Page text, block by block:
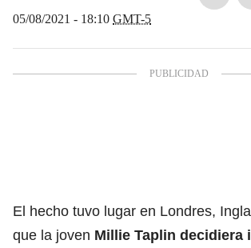
05/08/2021 - 18:10 GMT-5
El hecho tuvo lugar en Londres,
que la joven Millie Taplin decidiera